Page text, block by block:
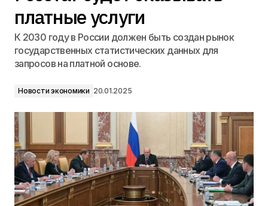
платные услуги
К 2030 году в России должен быть создан рынок
государственных статистических данных для
запросов на платной основе.
Новости экономики 20.01.2025